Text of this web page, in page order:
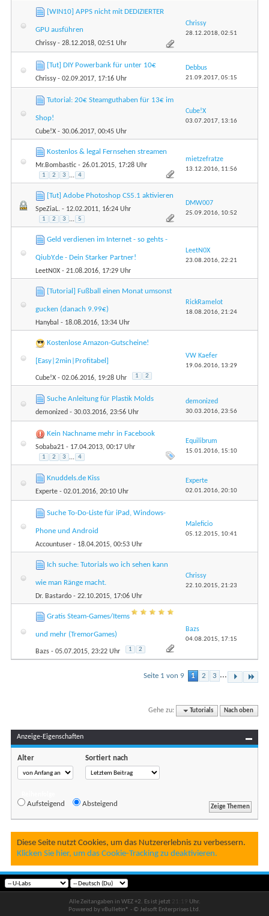
[WIN10] APPS nicht mit DEDIZIERTER
GPU ausführen
Chrissy- 28.12.2018, 02:51 Uhr
Chrissy
28.12.2018, 02:51
[Tut] DIY Powerbank für unter 10€
Chrissy- 02.09.2017, 17:16 Uhr
Debbus
21.09.2017, 05:15
Tutorial: 20€ Steamguthaben für 13€ im
Shop!
Cube!X - 30.06.2017, 00:45 Uhr
Cube!X
03.07.2017, 13:16
Kostenlos & legal Fernsehen streamen
Mr.Bombastic - 26.01.2015, 17:28 Uhr
1 2 3 ... 4
mietzefratze
13.12.2016, 11:56
[Tut] Adobe Photoshop CS5.1 aktivieren
SpeZiaL. - 12.02.2011, 16:24 Uhr
1 2 3 ... 5
DMW007
25.09.2016, 10:52
Geld verdienen im Internet - so gehts -
QiubY.de - Dein Starker Partner!
LeetN0X - 21.08.2016, 17:29 Uhr
LeetN0X
23.08.2016, 22:21
[Tutorial] Fußball einen Monat umsonst
gucken (danach 9.99€)
Hanybal - 18.08.2016, 13:34 Uhr
RickRamelot
18.08.2016, 21:24
Kostenlose Amazon-Gutscheine!
[Easy|2min|Profitabel]
Cube!X - 02.06.2016, 19:28 Uhr 1 2
VW Kaefer
19.06.2016, 13:29
Suche Anleitung für Plastik Molds
demonized - 30.03.2016, 23:56 Uhr
demonized
30.03.2016, 23:56
Kein Nachname mehr in Facebook
Sobaba21 - 17.04.2013, 00:17 Uhr
1 2 3 ... 4
Equilibrum
15.01.2016, 15:10
Knuddels.de Kiss
Experte - 02.01.2016, 20:10 Uhr
Experte
02.01.2016, 20:10
Suche To-Do-Liste für iPad, Windows-
Phone und Android
Accountuser - 18.04.2015, 00:53 Uhr
Maleficio
05.12.2015, 10:41
Ich suche: Tutorials wo ich sehen kann
wie man Ränge macht.
Dr. Bastardo - 22.10.2015, 17:06 Uhr
Chrissy
22.10.2015, 21:23
Gratis Steam-Games/Items
und mehr (TremorGames)
Bazs - 05.07.2015, 23:22 Uhr 1 2
Bazs
04.08.2015, 17:15
Seite 1 von 9 1 2 3 ...
Gehe zu: Tutorials Nach oben
Anzeige-Eigenschaften
Alter Sortiert nach
Aufsteigend Absteigend
Diese Seite nutzt Cookies, um das Nutzererlebnis zu verbessern.
Klicken Sie hier, um das Cookie-Tracking zu deaktivieren.
Alle Zeitangaben in WEZ +2. Es ist jetzt 21:19 Uhr.
Powered by vBulletin® - © Jelsoft Enterprises Ltd.